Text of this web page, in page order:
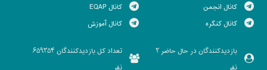
کانال انجمن
کانال کنگره
کانال EQAP
کانال آموزش
بازدیدکنندگان در حال حاضر 2
نفر
تعداد کل بازدیدکنندگان 659354
نفر